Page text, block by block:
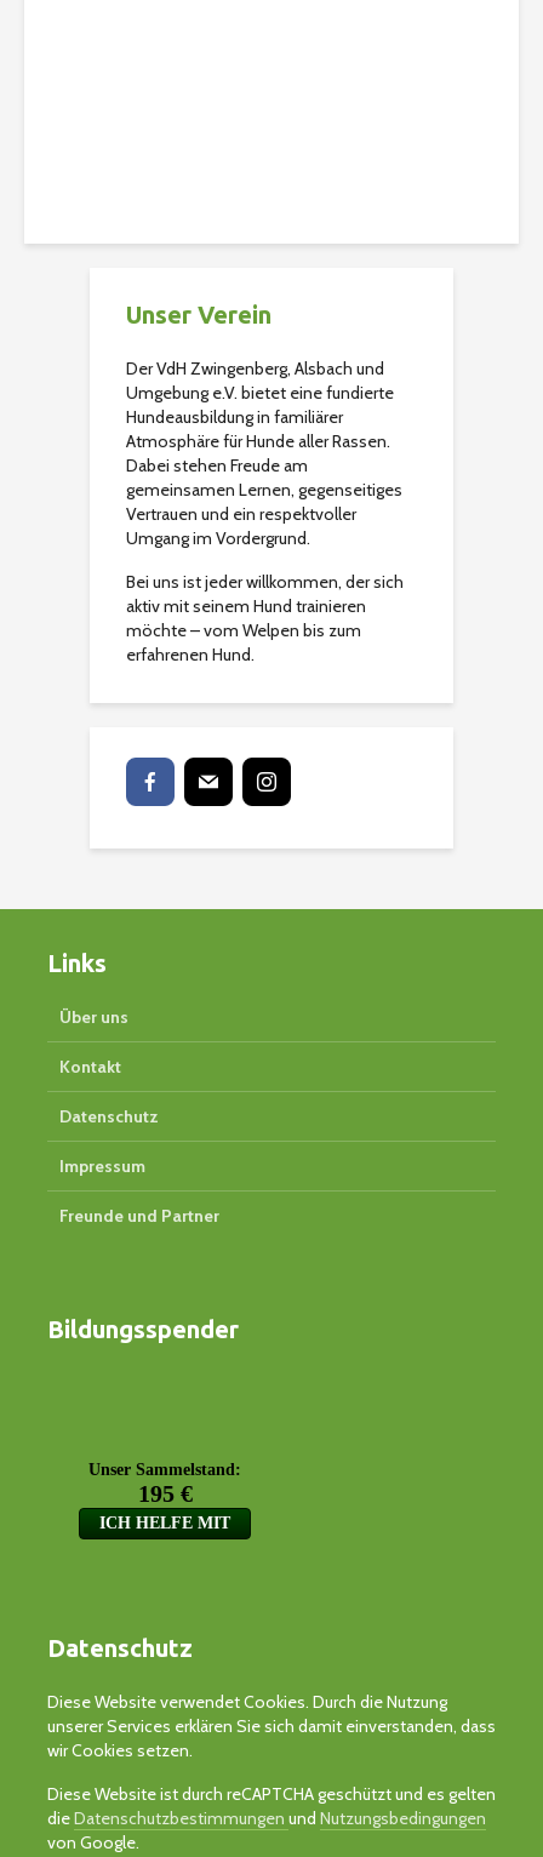
Unser Verein
Der VdH Zwingenberg, Alsbach und
Umgebung e.V. bietet eine fundierte
Hundeausbildung in familiärer
Atmosphäre für Hunde aller Rassen.
Dabei stehen Freude am
gemeinsamen Lernen, gegenseitiges
Vertrauen und ein respektvoller
Umgang im Vordergrund.
Bei uns ist jeder willkommen, der sich
aktiv mit seinem Hund trainieren
möchte – vom Welpen bis zum
erfahrenen Hund.
Links
Über uns
Kontakt
Datenschutz
Impressum
Freunde und Partner
Bildungsspender
Datenschutz
Diese Website verwendet Cookies. Durch die Nutzung
unserer Services erklären Sie sich damit einverstanden, dass
wir Cookies setzen.
Diese Website ist durch reCAPTCHA geschützt und es gelten
dieDatenschutzbestimmungen und Nutzungsbedingungen
von Google.